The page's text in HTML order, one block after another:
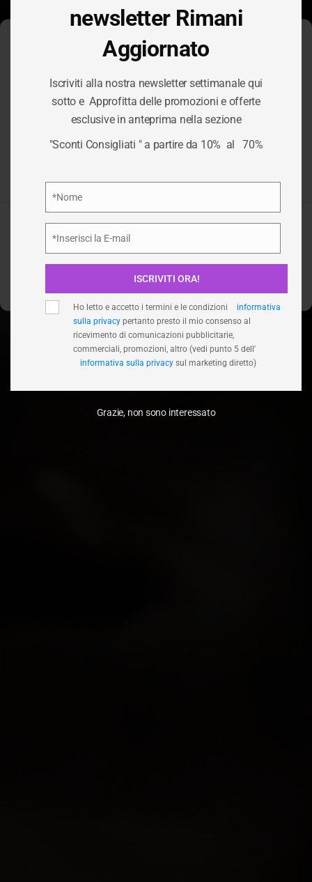
Gestisci Consenso Cookie
Per fornire le migliori esperienze, utilizziamo tecnologie come i
cookie per memorizzare e/o accedere alle informazioni del
dispositivo. Il consenso a queste tecnologie ci permetterà di
elaborare dati come il comportamento di navigazione o ID unici
Accetta
Nega
Visualizza le preferenze
TAG:
BED&BREAKFAST
HOME
newsletter Rimani
Aggiornato
Iscriviti alla nostra newsletter settimanale qui
sotto e Approfitta delle promozioni e offerte
esclusive in anteprima nella sezione
"Sconti Consigliati " a partire da 10% al 70%
*Nome
*Inserisci la E-mail
ISCRIVITI ORA!
Ho letto e accetto i termini e le condizioni
informativa
sulla privacy pertanto presto il mio consenso al
ricevimento di comunicazioni pubblicitarie,
commerciali, promozioni, altro (vedi punto 5 dell'
informativa sulla privacy sul marketing diretto)
Grazie, non sono interessato